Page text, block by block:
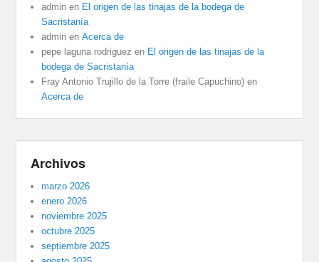
admin en El origen de las tinajas de la bodega de
Sacristanía
admin enAcerca de
pepe laguna rodriguez en El origen de las tinajas de la
bodega de Sacristanía
Fray Antonio Trujillo de la Torre (fraile Capuchino) en
Acerca de
Archivos
marzo 2026
enero 2026
noviembre 2025
octubre 2025
septiembre 2025